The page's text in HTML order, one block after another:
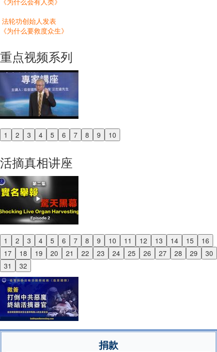
法轮功创始人发表
《为什么要救度众生》
重点视频系列
1 2 3 4 5 6 7 8 9 10
Previous
活摘真相讲座
1 2 3 4 5 6 7 8 9 10 11 12 13 14 15
16
17
18 19 20 21 22 23 24 25 26 27 28 29
30
31
32
Previous
Next
捐款